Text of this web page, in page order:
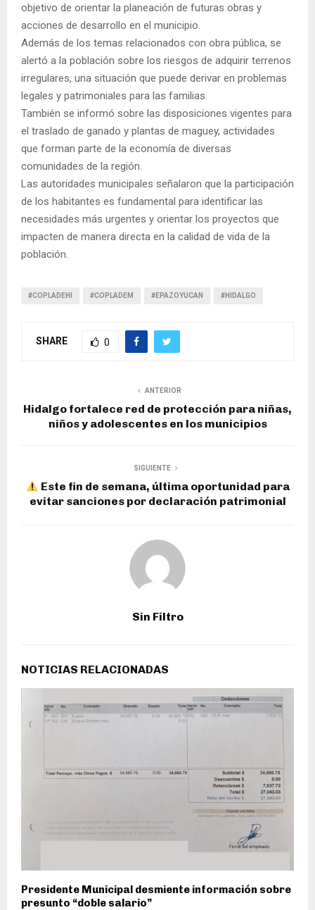
objetivo de orientar la planeación de futuras obras y
acciones de desarrollo en el municipio.
Además de los temas relacionados con obra pública, se
alertó a la población sobre los riesgos de adquirir terrenos
irregulares, una situación que puede derivar en problemas
legales y patrimoniales para las familias.
También se informó sobre las disposiciones vigentes para
el traslado de ganado y plantas de maguey, actividades
que forman parte de la economía de diversas
comunidades de la región.
Las autoridades municipales señalaron que la participación
de los habitantes es fundamental para identificar las
necesidades más urgentes y orientar los proyectos que
impacten de manera directa en la calidad de vida de la
población.
#COPLADEHI #COPLADEM #EPAZOYUCAN #HIDALGO
SHARE 0
ANTERIOR
Hidalgo fortalece red de protección para niñas,
niños y adolescentes en los municipios
SIGUIENTE
Este fin de semana, última oportunidad para
evitar sanciones por declaración patrimonial
Sin Filtro
NOTICIAS RELACIONADAS
Presidente Municipal desmiente información sobre
presunto “doble salario”